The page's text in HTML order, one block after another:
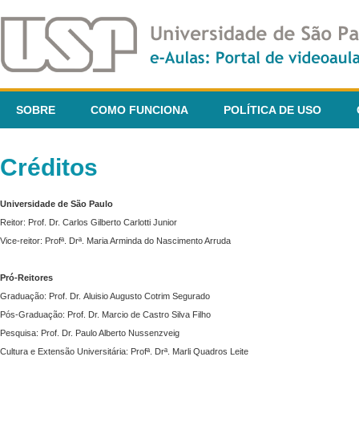
SOBRE COMO FUNCIONA POLÍTICA DE USO
Créditos
Universidade de São Paulo
Reitor: Prof. Dr. Carlos Gilberto Carlotti Junior
Vice-reitor: Profª. Drª. Maria Arminda do Nascimento Arruda
Pró-Reitores
Graduação: Prof. Dr. Aluisio Augusto Cotrim Segurado
Pós-Graduação: Prof. Dr. Marcio de Castro Silva Filho
Pesquisa: Prof. Dr. Paulo Alberto Nussenzveig
Cultura e Extensão Universitária: Profª. Drª. Marli Quadros Leite